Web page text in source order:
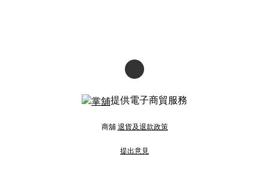
提供電子商貿服務
商舖 退貨及退款政策
提出意見